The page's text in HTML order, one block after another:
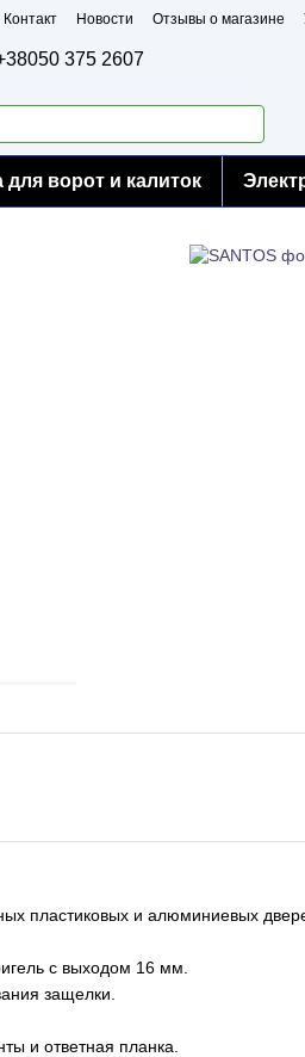
Контакт Новости Отзывы о магазине
375 2607
ворот и калиток
пластиковых и алюминиевых
с выходом 16 мм.
защелки.
и ответная планка.